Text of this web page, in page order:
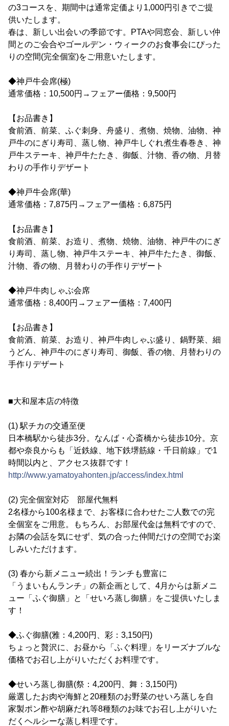
の3コースを、期間中は通常定価より1,000円引きでご提
供いたします。
春は、新しい出会いの季節です。PTAや同窓会、新しい仲
間とのご会合やゴールデン・ウィークのお食事会にぴった
りの空間(完全個室)をご用意いたします。
◆神戸牛会席(極)
通常価格：10,500円→フェアー価格：9,500円
【お品書き】
食前酒、前菜、ふぐ刺身、舟盛り、煮物、焼物、油物、神
戸牛のにぎり寿司、蒸し物、神戸牛しぐれ煮生春巻き、神
戸牛ステーキ、神戸牛たたき、御飯、汁物、香の物、月替
わりの手作りデザート
◆神戸牛会席(華)
通常価格：7,875円→フェアー価格：6,875円
【お品書き】
食前酒、前菜、お造り、煮物、焼物、油物、神戸牛のにぎ
り寿司、蒸し物、神戸牛ステーキ、神戸牛たたき、御飯、
汁物、香の物、月替わりの手作りデザート
◆神戸牛肉しゃぶ会席
通常価格：8,400円→フェアー価格：7,400円
【お品書き】
食前酒、前菜、お造り、神戸牛肉しゃぶ盛り、鍋野菜、細
うどん、神戸牛のにぎり寿司、御飯、香の物、月替わりの
手作りデザート
■大和屋本店の特徴
(1) 駅チカの交通至便
日本橋駅から徒歩3分。なんば・心斎橋から徒歩10分。京
都や奈良からも「近鉄線、地下鉄堺筋線・千日前線」で1
時間以内と、アクセス抜群です！
http://www.yamatoyahonten.jp/access/index.html
(2) 完全個室対応 部屋代無料
2名様から100名様まで、お客様に合わせたご人数での完
全個室をご用意。もちろん、お部屋代金は無料ですので、
お隣の会話を気にせず、気の合った仲間だけの空間でお楽
しみいただけます。
(3) 春から新メニュー続出！ランチも豊富に
「うまいもんランチ」の新企画として、4月からは新メニ
ュー「ふぐ御膳」と「せいろ蒸し御膳」をご提供いたしま
す！
◆ふぐ御膳(雅：4,200円、彩：3,150円)
ちょっと贅沢に、お昼から「ふぐ料理」をリーズナブルな
価格でお召し上がりいただくお料理です。
◆せいろ蒸し御膳(祭：4,200円、舞：3,150円)
厳選したお肉や海鮮と20種類のお野菜のせいろ蒸しを自
家製ポン酢や胡麻だれ等8種類のお味でお召し上がりいた
だくヘルシーな蒸し料理です。